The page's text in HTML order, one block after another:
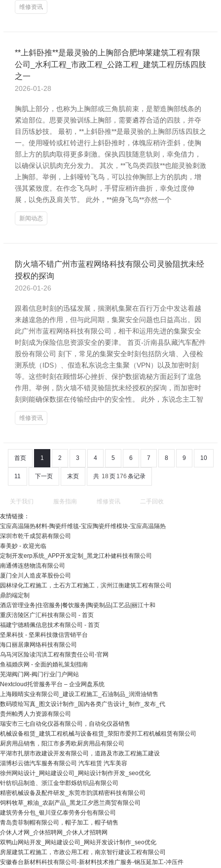
维修资讯
**上斜卧推**是最灵验的上胸部合肥坤莱建筑工程有限
公司_水利工程_市政工程_公路工程_建筑工程历练四肢
之一
2026-01-28
胸肌上部分，也称为上胸部或三角肌前束，是塑造胸部线条的
紧迫部位。思要灵验训练上胸部，需要遴荐合适的四肢，并夺
目历练妙技。 最初，**上斜卧推**是最灵验的上胸部历练四肢之
一。使用哑铃或杠铃进行上斜卧推时，体魄应稍许歪斜，使胸
部上方的肌肉取得更多刺激。保执四肢随意轨则，幸免借力，
以确保认识肌肉充分发力。 其次，**飞鸟类四肢**也能灵验刺激
上胸部。举例，上斜哑铃飞鸟，可以拉伸胸部上方的肌肉，增
强其紧致度。在作念飞鸟时，手臂应稍许曲折，幸免过度伸
展，以免伤及肩关节。 此外，**俯身飞鸟**亦然一个
新闻动态
防火墙不错广州市蓝程网络科技有限公司灵验阻扰未经
授权的探询
2026-01-26
跟着信息时刻的迅猛发展，揣测机集聚在百行万企中发达着越
来越遑急的作用，但与此同期，集聚安全问题也日益高出。因
此广州市蓝程网络科技有限公司，相干和运用先进的集聚安全
时刻成为保险信息资源安全的要津。 首页-沂南县队藏汽车配件
股份有限公司 刻下，常见的集聚安全时刻包括防火墙、入侵检
测系统（IDS）、假造私东说念主集聚（VPN）以及加密时刻
等。这些时刻在顾惜坏心挫折、保护数据诡秘方面起到了遑急
作用。举例，防火墙不错灵验阻扰未经授权的探询，而加密时
刻则能确保数据在传输经由中的安全性。 此外，东说念主工智
维修资讯
首页 1 2 3 4 5 6 7 8 9 10
11 下一页 末页 共 18 页 176 条记录
关于我们 服务指南 维修资讯 二手回收
友情链接：
宝应高温隔热材料-陶瓷纤维毯-宝应陶瓷纤维模块-宝应高温隔热
深圳市乾千成贸易有限公司
泰美妙 - 欢迎光临
定制开发erp系统_APP开发定制_黑龙江朴健科技有限公司
南通傅连慈物流有限公司
厦门全川人造皮革股份公司
园林绿化工程施工，土石方工程施工，滨州江衡建筑工程有限公司
鼎韵端定制
酒店管理业务|住宿服务|餐饮服务|陶瓷制品|工艺品|丽江十和
重庆涪陵区广汇科技有限公司 - 首页
福建宁德精佩信息技术有限公司 - 首页
坚果科技 - 坚果科技微信营销平台
海口丽居康网络科技有限公司
乌马河区险读泻洪工程有限责任公司-官网
鱼福婚庆网 - 全面的婚礼策划指南
芜湖阀门网-阀门行业门户网站
Nextcloud托管服务平台 – 企业网盘系统
上海顾晴实业有限公司_建设工程施工_石油制品_润滑油销售
数码喷绘写真_图文设计制作_国内各类广告设计_制作_发布_代
贵州帕秀人力资源有限公司
瑞安市三七自动化仪器有限公司，自动化仪器销售
机械设备租赁_建筑工程机械与设备租赁_荥阳市爱邦工程机械租赁有限公司
厨房用品销售，阳江市多秀欧厨房用品有限公司
平湖市扎朋市政建设开发有限公司，道路及市政工程施工建设
淄博杉云德汽车服务有限公司 汽车租赁 汽车美容
徐州网站设计_网站建设公司_网站设计制作开发_seo优化
针纺织品制造、浙江金华郡烁纺织品有限公司
精密机械设备及配件研发_东莞市韵淇精密科技有限公司
饲料牧草_粮油_农副产品_黑龙江夕恩兰商贸有限公司
建筑劳务分包_银川亚亿泰劳务分包有限公司
青岛贵菲制帽有限公司，帽子加工，帽子销售
介休人才网_介休招聘网_介休人才招聘网
双鸭山网站开发_网站建设公司_网站开发设计制作_seo优化
房屋建筑工程施工，市政公用工程，南京智行建设工程有限公司
安徽春台新材料科技有限公司-新材料技术推广服务-钢压延加工-冲压件